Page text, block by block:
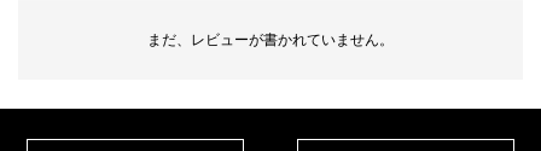
まだ、レビューが書かれていません。